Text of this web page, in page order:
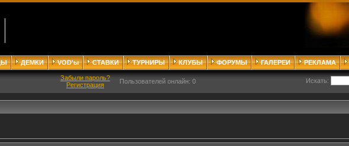
ДЕМКИ VOD'ы СТАВКИ ТУРНИРЫ КЛУБЫ ФОРУМЫ ГАЛЕРЕИ РЕКЛАМА
Забыли пароль?
Регистрация
Пользователей онлайн: 0 Искать: